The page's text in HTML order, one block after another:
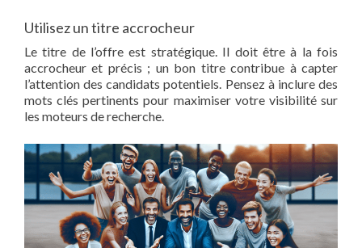
Utilisez un titre accrocheur
Le titre de l’offre est stratégique. Il doit être à la fois
accrocheur et précis ; un bon titre contribue à capter
l’attention des candidats potentiels. Pensez à inclure des
mots clés pertinents pour maximiser votre visibilité sur
les moteurs de recherche.